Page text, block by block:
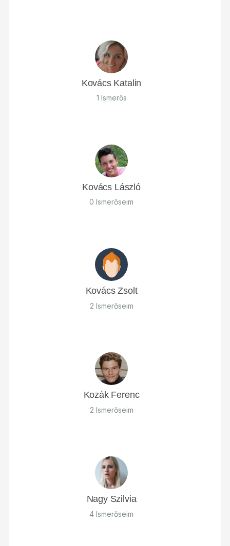
Kovács Katalin
1 Ismerős
Kovács László
0 Ismerőseim
Kovács Zsolt
2 Ismerőseim
Kozák Ferenc
2 Ismerőseim
Nagy Szilvia
4 Ismerőseim